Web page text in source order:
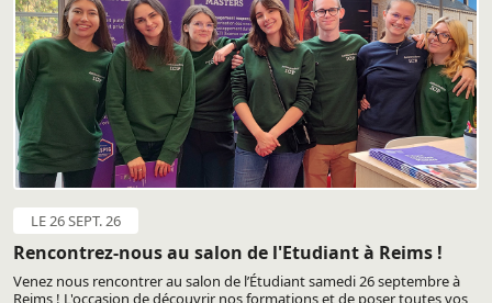
LE 26 SEPT. 26
Rencontrez-nous au salon de l'Etudiant à Reims !
Venez nous rencontrer au salon de l’Étudiant samedi 26 septembre à
Reims ! L'occasion de découvrir nos formations et de poser toutes vos